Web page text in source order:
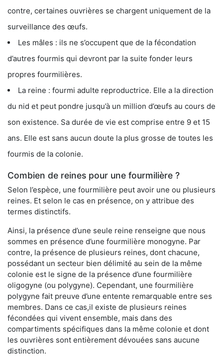
contre, certaines ouvrières se chargent uniquement de la
surveillance des œufs.
Les mâles : ils ne s’occupent que de la fécondation
d’autres fourmis qui devront par la suite fonder leurs
propres fourmilières.
La reine : fourmi adulte reproductrice. Elle a la direction
du nid et peut pondre jusqu’à un million d’œufs au cours de
son existence. Sa durée de vie est comprise entre 9 et 15
ans. Elle est sans aucun doute la plus grosse de toutes les
fourmis de la colonie.
Combien de reines pour une fourmilière ?
Selon l’espèce, une fourmilière peut avoir une ou plusieurs
reines. Et selon le cas en présence, on y attribue des
termes distinctifs.
Ainsi, la présence d’une seule reine renseigne que nous
sommes en présence d’une fourmilière monogyne. Par
contre, la présence de plusieurs reines, dont chacune,
possédant un secteur bien délimité au sein de la même
colonie est le signe de la présence d’une fourmilière
oligogyne (ou polygyne). Cependant, une fourmilière
polygyne fait preuve d’une entente remarquable entre ses
membres. Dans ce cas,il existe de plusieurs reines
fécondées qui vivent ensemble, mais dans des
compartiments spécifiques dans la même colonie et dont
les ouvrières sont entièrement dévouées sans aucune
distinction.